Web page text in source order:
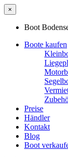
×
Boot
Boote kaufen
Preise
Händler
Kontakt
Blog
Boot